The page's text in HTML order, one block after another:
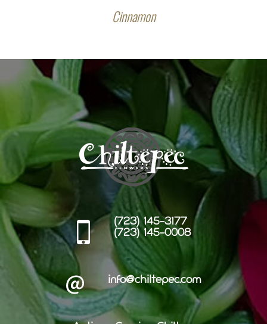
Cinnamon
(723) 145-3177
(723) 145-0008
info@chiltepec.com